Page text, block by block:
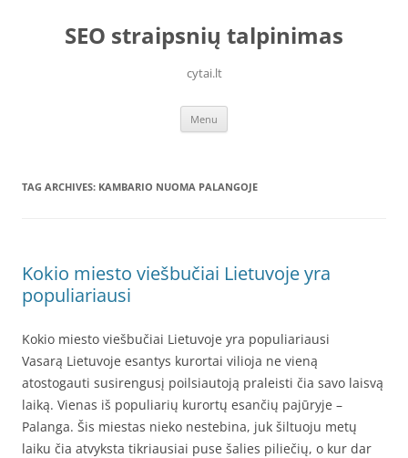
contentSEO straipsnių talpinimas
cytai.lt
Menu
TAG ARCHIVES: KAMBARIO NUOMA PALANGOJE
Kokio miesto viešbučiai Lietuvoje yra
populiariausi
Kokio miesto viešbučiai Lietuvoje yra populiariausi
Vasarą Lietuvoje esantys kurortai vilioja ne vieną
atostogauti susirengusį poilsiautoją praleisti čia savo laisvą
laiką. Vienas iš populiarių kurortų esančių pajūryje –
Palanga. Šis miestas nieko nestebina, juk šiltuoju metų
laiku čia atvyksta tikriausiai puse šalies piliečių, o kur dar